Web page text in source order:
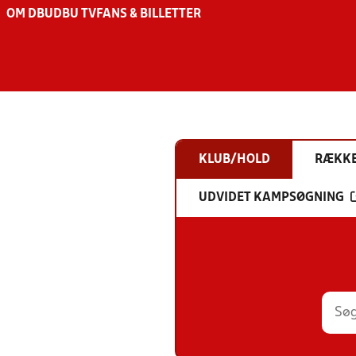
OM DBU DBU TV FANS & BILLETTER
KLUB/HOLD
UDVIDET KAMPSØGNING